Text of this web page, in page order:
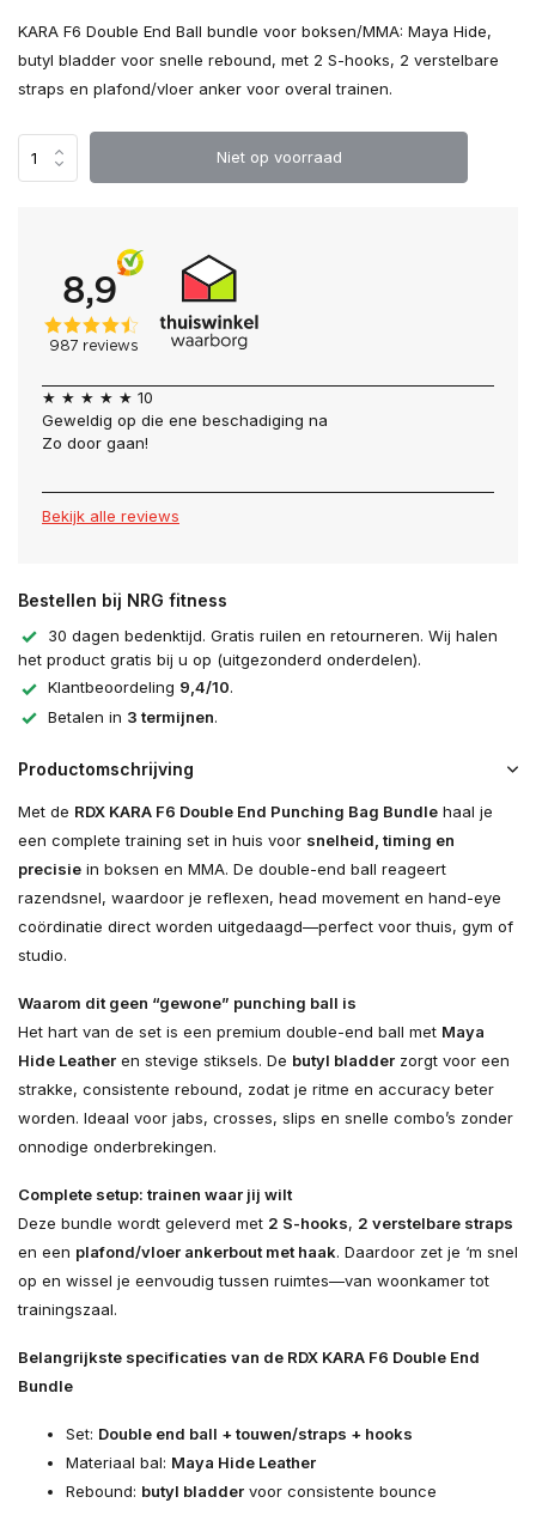
KARA F6 Double End Ball bundle voor boksen/MMA: Maya Hide,
butyl bladder voor snelle rebound, met 2 S-hooks, 2 verstelbare
straps en plafond/vloer anker voor overal trainen.
Niet op voorraad
★ ★ ★ ★ ★ 10
Geweldig op die ene beschadiging na
Zo door gaan!
Bekijk alle reviews
Bestellen bij NRG fitness
30 dagen bedenktijd. Gratis ruilen en retourneren. Wij halen
het product gratis bij u op (uitgezonderd onderdelen).
Klantbeoordeling 9,4/10.
Betalen in 3 termijnen.
Productomschrijving
Met de RDX KARA F6 Double End Punching Bag Bundle haal je
een complete training set in huis voor snelheid, timing en
precisie in boksen en MMA. De double-end ball reageert
razendsnel, waardoor je reflexen, head movement en hand-eye
coördinatie direct worden uitgedaagd—perfect voor thuis, gym of
studio.
Waarom dit geen “gewone” punching ball is
Het hart van de set is een premium double-end ball met Maya
Hide Leather en stevige stiksels. De butyl bladder zorgt voor een
strakke, consistente rebound, zodat je ritme en accuracy beter
worden. Ideaal voor jabs, crosses, slips en snelle combo’s zonder
onnodige onderbrekingen.
Complete setup: trainen waar jij wilt
Deze bundle wordt geleverd met 2 S-hooks, 2 verstelbare straps
en een plafond/vloer ankerbout met haak. Daardoor zet je ‘m snel
op en wissel je eenvoudig tussen ruimtes—van woonkamer tot
trainingszaal.
Belangrijkste specificaties van de RDX KARA F6 Double End
Bundle
Set: Double end ball + touwen/straps + hooks
Materiaal bal: Maya Hide Leather
Rebound: butyl bladder voor consistente bounce